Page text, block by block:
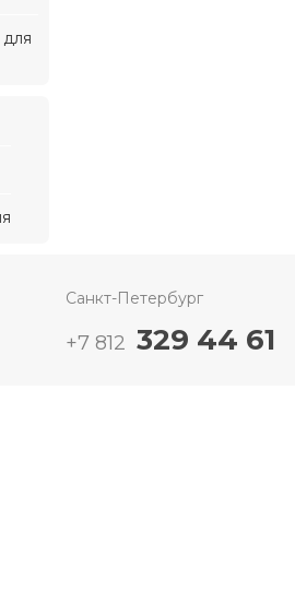
Санкт-Петербург
+7 812 329 44 61